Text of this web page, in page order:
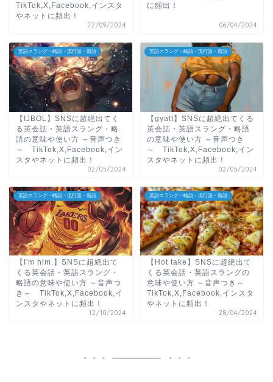
TikTok,X,Facebook,インスタ
やネットに頻出！
22/09/2024
に頻出！
06/04/2024
英語スラング・略語・流行語・新語
【IJBOL】SNSに超絶出てく
る英会話・英語スラング・略
語の意味や使い方 ～音声つき
～ TikTok,X,Facebook,イン
スタやネットに頻出！
02/05/2024
英語スラング・略語・流行語・新語
【gyatt】SNSに超絶出てくる
英会話・英語スラング・略語
の意味や使い方 ～音声つき
～ TikTok,X,Facebook,イン
スタやネットに頻出！
02/05/2024
英語スラング・略語・流行語・新語
【I'm him.】SNSに超絶出て
くる英会話・英語スラング・
略語の意味や使い方 ～音声つ
き～ TikTok,X,Facebook,イ
ンスタやネットに頻出！
12/10/2024
英語スラング・略語・流行語・新語
【Hot take】SNSに超絶出て
くる英会話・英語スラングの
意味や使い方 ～音声つき～
TikTok,X,Facebook,インスタ
やネットに頻出！
28/04/2024